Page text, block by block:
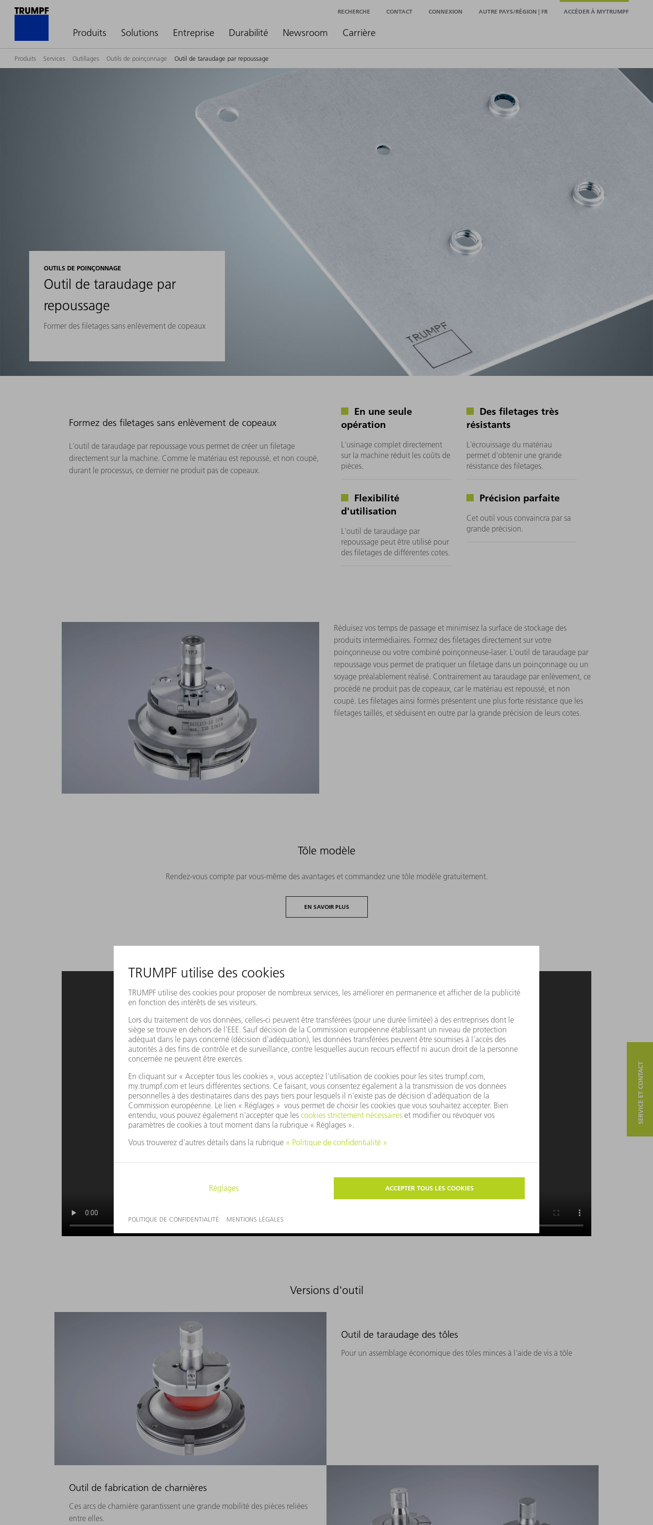
Produits Solutions Entreprise Durabilité Newsroom Carrière
RECHERCHE CONTACT CONNEXION AUTRE PAYS/RÉGION | FR ACCÉDER À MYTRUMPF
Produits Services Outillages Outils de poinçonnage Outil de taraudage par repoussage
OUTILS DE POINÇONNAGE
Outil de taraudage par
repoussage
Former des filetages sans enlèvement de copeaux
Formez des filetages sans enlèvement de copeaux
L'outil de taraudage par repoussage vous permet de créer un filetage
directement sur la machine. Comme le matériau est repoussé, et non coupé,
durant le processus, ce dernier ne produit pas de copeaux.
En une seule
opération
L'usinage complet directement
sur la machine réduit les coûts de
pièces.
Des filetages très
résistants
L'écrouissage du matériau
permet d'obtenir une grande
résistance des filetages.
Flexibilité
d'utilisation
L'outil de taraudage par
repoussage peut être utilisé pour
des filetages de différentes cotes.
Précision parfaite
Cet outil vous convaincra par sa
grande précision.
Réduisez vos temps de passage et minimisez la surface de stockage des
produits intermédiaires. Formez des filetages directement sur votre
poinçonneuse ou votre combiné poinçonneuse-laser. L'outil de taraudage par
repoussage vous permet de pratiquer un filetage dans un poinçonnage ou un
soyage préalablement réalisé. Contrairement au taraudage par enlèvement, ce
procédé ne produit pas de copeaux, car le matériau est repoussé, et non
coupé. Les filetages ainsi formés présentent une plus forte résistance que les
filetages taillés, et séduisent en outre par la grande précision de leurs cotes.
Tôle modèle
Rendez-vous compte par vous-même des avantages et commandez une tôle modèle gratuitement.
EN SAVOIR PLUS
Versions d'outil
Outil de taraudage des tôles
Pour un assemblage économique des tôles minces à l'aide de vis à tôle
Outil de fabrication de charnières
Ces arcs de charnière garantissent une grande mobilité des pièces reliées
entre elles.
SERVICE ET CONTACT